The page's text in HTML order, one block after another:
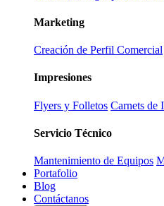
Marketing
Creación de Perfil Comercial
Impresiones
Flyers y Folletos Carnets de
Servicio Técnico
Mantenimiento de Equipos
Portafolio
Blog
Contáctanos